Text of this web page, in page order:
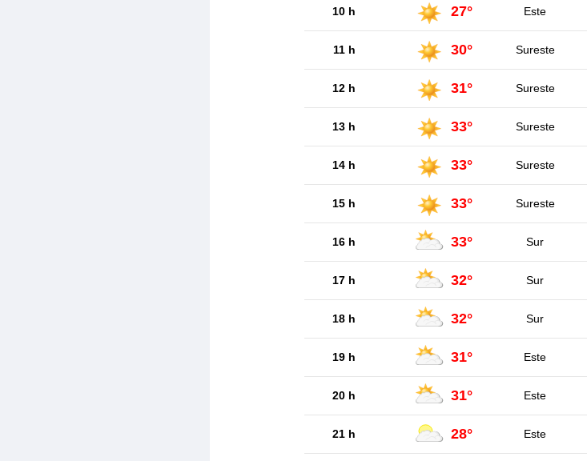
10 h 27° Este
11 h 30° Sureste
12 h 31° Sureste
13 h 33° Sureste
14 h 33° Sureste
15 h 33° Sureste
16 h 33° Sur
17 h 32° Sur
18 h 32° Sur
19 h 31° Este
20 h 31° Este
21 h 28° Este